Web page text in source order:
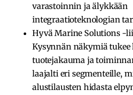
varastoinnin ja älykkään
integraatioteknologian
Hyvä Marine Solutions -
Kysynnän näkymiä tukee
tuotejakauma ja
laajalti eri segmenteille,
alustilausten hidasta